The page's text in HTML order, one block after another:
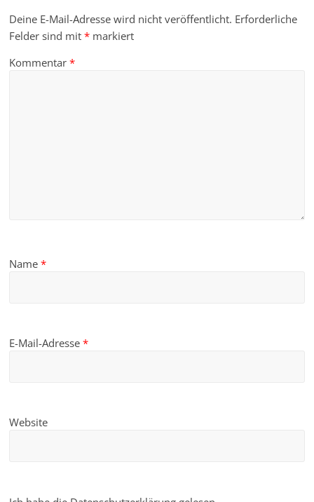
Deine E-Mail-Adresse wird nicht veröffentlicht. Erforderliche
Felder sind mit* markiert
Kommentar*
Name*
E-Mail-Adresse*
Website